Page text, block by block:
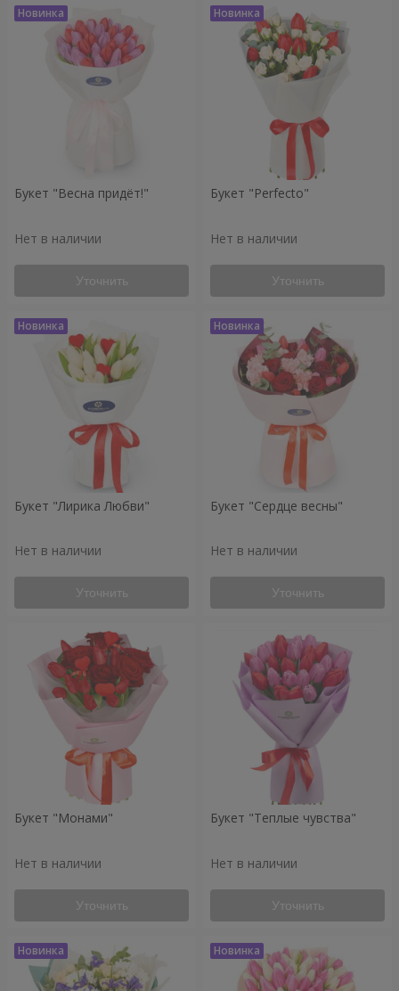
Букет "Весна придёт!"
Нет в наличии
Уточнить
Букет "Perfecto"
Нет в наличии
Уточнить
Букет "Лирика Любви"
Нет в наличии
Уточнить
Букет "Сердце весны"
Нет в наличии
Уточнить
Букет "Монами"
Нет в наличии
Уточнить
Букет "Теплые чувства"
Нет в наличии
Уточнить